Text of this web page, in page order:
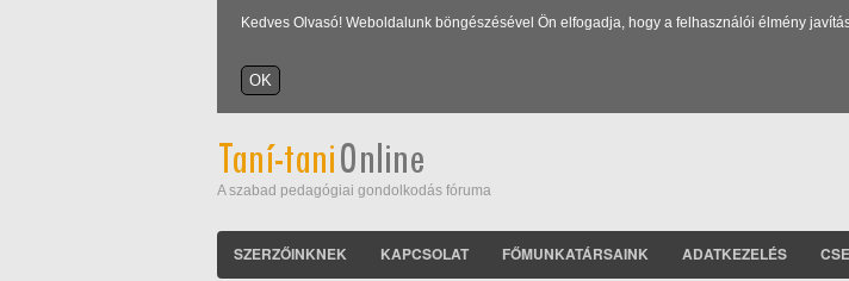
Kedves Olvasó! Weboldalunk böngészésével Ön elfogadja, hogy a felhasználói élmény
A szabad pedagógiai gondolkodás fóruma
SZERZŐINKNEK KAPCSOLAT FŐMUNKATÁRSAINK ADATKEZELÉS